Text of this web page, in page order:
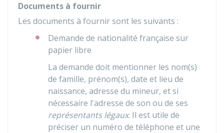
Documents à fournir
Les documents à fournir sont les suivants :
Demande de nationalité française sur
papier libre
La demande doit mentionner les nom(s)
de famille, prénom(s), date et lieu de
naissance, adresse du mineur, et si
nécessaire l'adresse de son ou de ses
représentants légaux. Il est utile de
préciser un numéro de téléphone et une